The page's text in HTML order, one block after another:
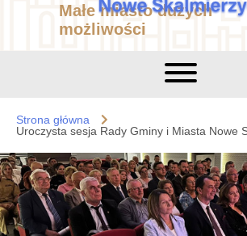
Małe miasto dużych
możliwości
Strona główna
Uroczysta sesja Rady Gminy i Miasta Nowe